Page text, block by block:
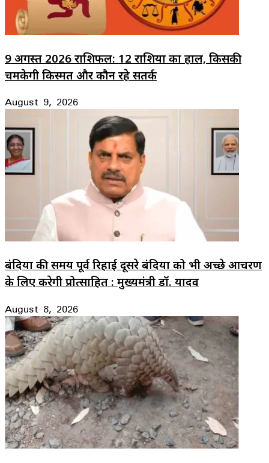
9 अगस्त 2026 राशिफल: 12 राशियों का हाल, किसकी
चमकेगी किस्मत और कौन रहे सतर्क
August 9, 2026
बंदियों की समय पूर्व रिहाई दूसरे बंदियों को भी अच्छे आचरण
के लिए करेगी प्रोत्साहित : मुख्यमंत्री डॉ. यादव
August 8, 2026